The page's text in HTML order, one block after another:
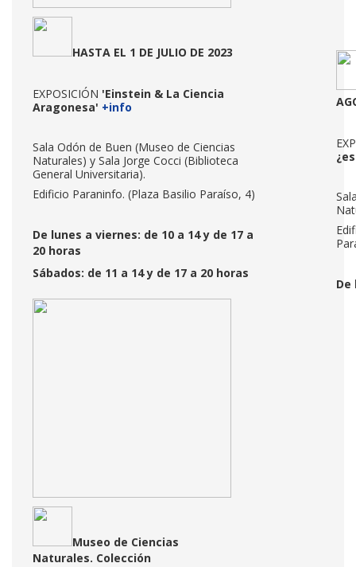
HASTA EL 1 DE JULIO DE 2023
EXPOSICIÓN 'Einstein & La Ciencia
Aragonesa' +info
Sala Odón de Buen (Museo de Ciencias
Naturales) y Sala Jorge Cocci (Biblioteca
General Universitaria).
Edificio Paraninfo. (Plaza Basilio Paraíso, 4)
De lunes a viernes: de 10 a 14 y de 17 a
20 horas
Sábados: de 11 a 14 y de 17 a 20 horas
De
Museo de Ciencias
Naturales. Colección